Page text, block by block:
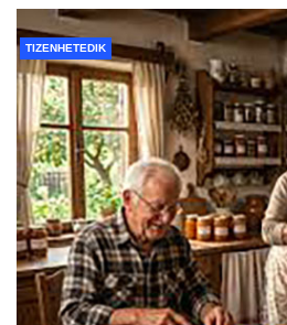
TIZENHETEDIK